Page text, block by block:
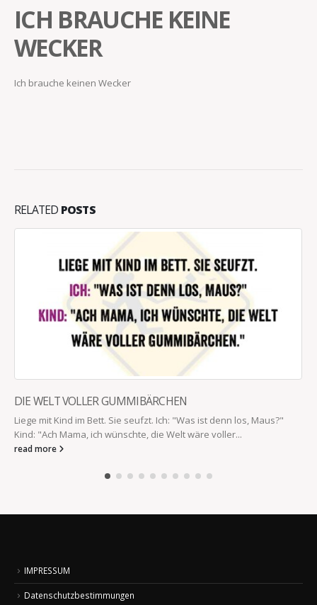
ICH BRAUCHE KEINE
WECKER
Ich brauche keinen Wecker
RELATED POSTS
DIE WELT VOLLER GUMMIBÄRCHEN
Liege mit Kind im Bett. Sie seufzt. Ich: "Was ist denn los, Maus?"
Kind: "Ach Mama, ich wünschte, die Welt wäre voller...
read more
IMPRESSUM
Datenschutzbestimmungen